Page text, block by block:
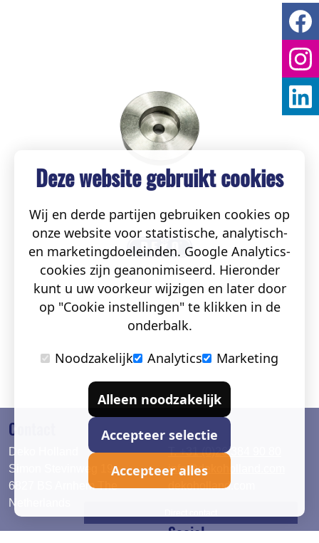
Contact
Deko Holland
Simon Stevinweg 19
6827 BS Arnhem The
Netherlands
T. +31 (0)26 384 90 80
info@dekoholland.com
dekoholland.com
Social
Deze website gebruikt cookies
Wij en derde partijen gebruiken cookies op
onze website voor statistische, analytisch-
en marketingdoeleinden. Google Analytics-
cookies zijn geanonimiseerd. Hieronder
kunt u uw voorkeur wijzigen en later door
op "Cookie instellingen" te klikken in de
onderbalk.
Noodzakelijk
Analytics Marketing
Alleen noodzakelijk
Accepteer selectie
Accepteer alles